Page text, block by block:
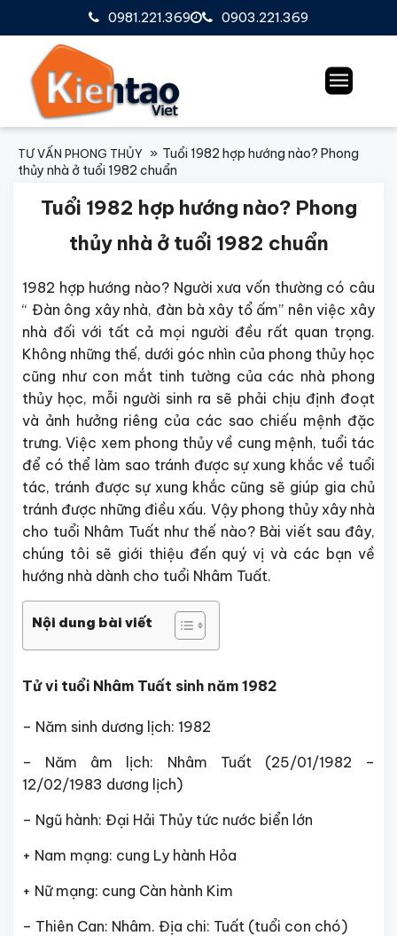
0903.221.369
0981.221.369
TƯ VẤN PHONG THỦY
Tuổi 1982 hợp hướng nào? Phong
thủy nhà ở tuổi 1982 chuẩn
Tuổi 1982 hợp hướng nào? Phong
thủy nhà ở tuổi 1982 chuẩn
1982 hợp hướng nào? Người xưa vốn thường có câu
“ Đàn ông xây nhà, đàn bà xây tổ ấm” nên việc xây
nhà đối với tất cả mọi người đều rất quan trọng.
Không những thế, dưới góc nhìn của phong thủy học
cũng như con mắt tinh tường của các nhà phong
thủy học, mỗi người sinh ra sẽ phải chịu định đoạt
và ảnh hưởng riêng của các sao chiếu mệnh đặc
trưng. Việc xem phong thủy về cung mệnh, tuổi tác
để có thể làm sao tránh được sự xung khắc về tuổi
tác, tránh được sự xung khắc cũng sẽ giúp gia chủ
tránh được những điều xấu. Vậy phong thủy xây nhà
cho tuổi Nhâm Tuất như thế nào? Bài viết sau đây,
chúng tôi sẽ giới thiệu đến quý vị và các bạn về
hướng nhà dành cho tuổi Nhâm Tuất.
Nội dung bài viết
Tử vi tuổi Nhâm Tuất sinh năm 1982
– Năm sinh dương lịch: 1982
– Năm âm lịch: Nhâm Tuất (25/01/1982 –
12/02/1983 dương lịch)
– Ngũ hành: Đại Hải Thủy tức nước biển lớn
+ Nam mạng: cung Ly hành Hỏa
+ Nữ mạng: cung Càn hành Kim
– Thiên Can: Nhâm. Địa chi: Tuất (tuổi con chó)